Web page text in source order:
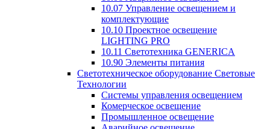
10.07 Управление освещением и
комплектующие
10.10 Проектное освещение
LIGHTING PRO
10.11 Светотехника GENERICA
10.90 Элементы питания
Светотехническое оборудование Световые
Технологии
Системы управления освещением
Комерческое освещение
Промышленное освещение